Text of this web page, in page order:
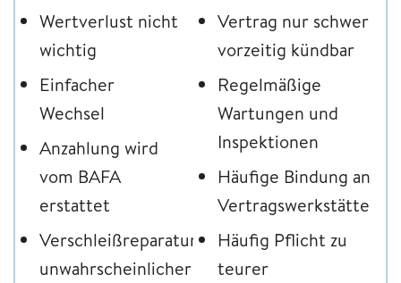
Wertverlust nicht
wichtig
Einfacher
Wechsel
Anzahlung wird
vom BAFA
erstattet
Verschleißreparaturen
unwahrscheinlicher
Vertrag nur schwer
vorzeitig kündbar
Regelmäßige
Wartungen und
Inspektionen
Häufige Bindung an
Vertragswerkstätte
Häufig Pflicht zu
teurer